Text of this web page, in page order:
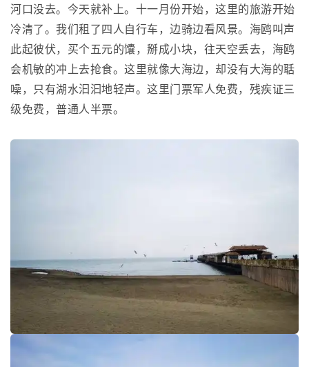
河口没去。今天就补上。十一月份开始，这里的旅游开始
冷清了。我们租了四人自行车，边骑边看风景。海鸥叫声
此起彼伏，买个五元的馕，掰成小块，往天空丢去，海鸥
会机敏的冲上去抢食。这里就像大海边，却没有大海的聒
噪，只有湖水汩汩地轻声。这里门票军人免费，残疾证三
级免费，普通人半票。